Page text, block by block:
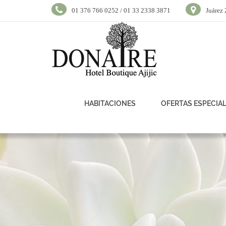
01 376 766 0252 / 01 33 2338 3871 Juárez
HABITACIONES OFERTAS